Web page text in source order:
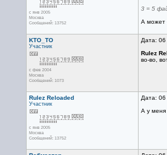
с янв 2005
Москва
Сообщений: 13752
3 = 5
А может
KTO_TO
Участник
с фев 2004
Москва
Сообщений: 1073
Дата:
Rulez
во-во,
Rulez Reloaded
Участник
с янв 2005
Москва
Сообщений: 13752
Дата:
А у меня